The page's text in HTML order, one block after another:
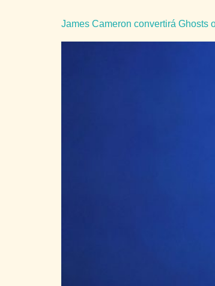
James Cameron convertirá Ghosts